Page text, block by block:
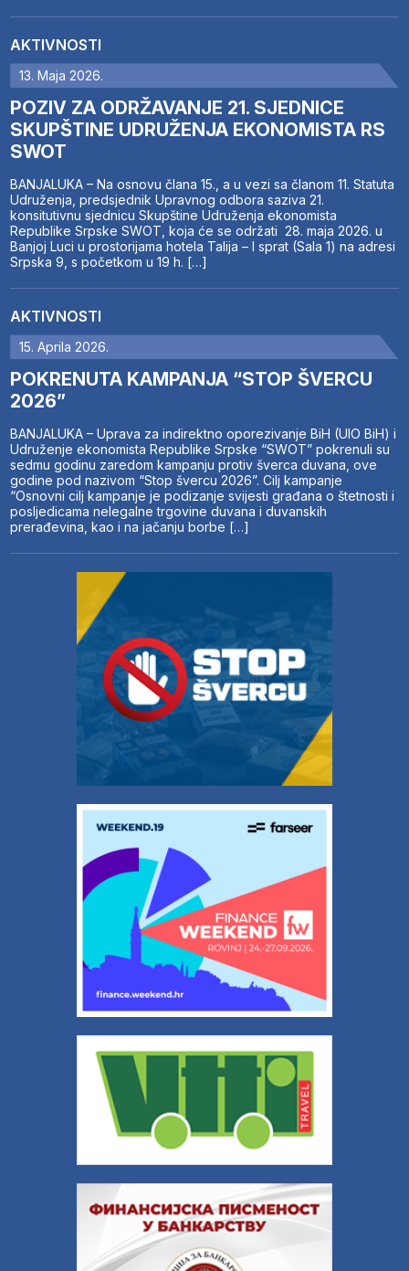
AKTIVNOSTI
13. Maja 2026.
POZIV ZA ODRŽAVANJE 21. SJEDNICE
SKUPŠTINE UDRUŽENJA EKONOMISTA RS
SWOT
BANJALUKA – Na osnovu člana 15., a u vezi sa članom 11. Statuta
Udruženja, predsjednik Upravnog odbora saziva 21.
konsitutivnu sjednicu Skupštine Udruženja ekonomista
Republike Srpske SWOT, koja će se održati 28. maja 2026. u
Banjoj Luci u prostorijama hotela Talija – I sprat (Sala 1) na adresi
Srpska 9, s početkom u 19 h. […]
AKTIVNOSTI
15. Aprila 2026.
POKRENUTA KAMPANJA “STOP ŠVERCU
2026”
BANJALUKA – Uprava za indirektno oporezivanje BiH (UIO BiH) i
Udruženje ekonomista Republike Srpske “SWOT” pokrenuli su
sedmu godinu zaredom kampanju protiv šverca duvana, ove
godine pod nazivom “Stop švercu 2026”. Cilj kampanje
“Osnovni cilj kampanje je podizanje svijesti građana o štetnosti i
posljedicama nelegalne trgovine duvana i duvanskih
prerađevina, kao i na jačanju borbe […]